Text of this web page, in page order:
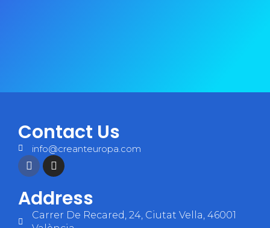
Contact Us
info@creanteuropa.com
Address
Carrer De Recared, 24, Ciutat Vella, 46001